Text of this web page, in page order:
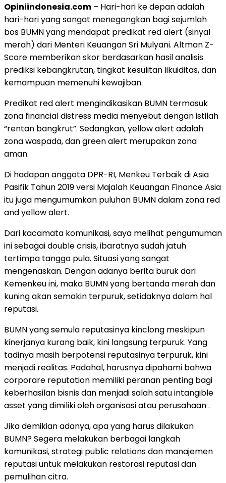
Opiniindonesia.com – Hari-hari ke depan adalah
hari-hari yang sangat menegangkan bagi sejumlah
bos BUMN yang mendapat predikat red alert (sinyal
merah) dari Menteri Keuangan Sri Mulyani. Altman Z-
Score memberikan skor berdasarkan hasil analisis
prediksi kebangkrutan, tingkat kesulitan likuiditas, dan
kemampuan memenuhi kewajiban.
Predikat red alert mengindikasikan BUMN termasuk
zona financial distress media menyebut dengan istilah
“rentan bangkrut”. Sedangkan, yellow alert adalah
zona waspada, dan green alert merupakan zona
aman.
Di hadapan anggota DPR-RI, Menkeu Terbaik di Asia
Pasifik Tahun 2019 versi Majalah Keuangan Finance Asia
itu juga mengumumkan puluhan BUMN dalam zona red
and yellow alert.
Dari kacamata komunikasi, saya melihat pengumuman
ini sebagai double crisis, ibaratnya sudah jatuh
tertimpa tangga pula. Situasi yang sangat
mengenaskan. Dengan adanya berita buruk dari
Kemenkeu ini, maka BUMN yang bertanda merah dan
kuning akan semakin terpuruk, setidaknya dalam hal
reputasi.
BUMN yang semula reputasinya kinclong meskipun
kinerjanya kurang baik, kini langsung terpuruk. Yang
tadinya masih berpotensi reputasinya terpuruk, kini
menjadi realitas. Padahal, harusnya dipahami bahwa
corporare reputation memiliki peranan penting bagi
keberhasilan bisnis dan menjadi salah satu intangible
asset yang dimiliki oleh organisasi atau perusahaan .
Jika demikian adanya, apa yang harus dilakukan
BUMN? Segera melakukan berbagai langkah
komunikasi, strategi public relations dan manajemen
reputasi untuk melakukan restorasi reputasi dan
pemulihan citra.